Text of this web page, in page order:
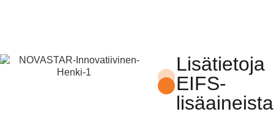
Lisätietoja
EIFS-
lisäaineista